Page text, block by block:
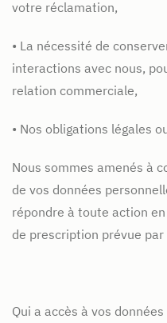
votre réclamation,
• La nécessité de
interactions avec nous,
relation commerciale,
• Nos obligations légales
Nous sommes amenés à
de vos données
répondre à toute action
de prescription prévue
Qui a accès à vos données